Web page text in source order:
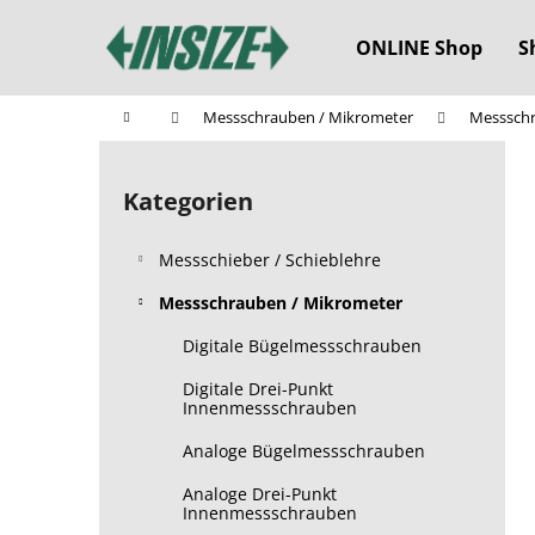
ONLINE Shop
StartseiteMessschrauben / Mikrometer
S
Kategorien
überspringen
Kategorien
Messschieber / Schieblehre
Messschrauben / Mikrometer
Digitale Bügelmessschrauben
Digitale Drei-Punkt
Innenmessschrauben
Analoge Bügelmessschrauben
Analoge Drei-Punkt
Innenmessschrauben
e
Zurück
zum
Zurück
zum